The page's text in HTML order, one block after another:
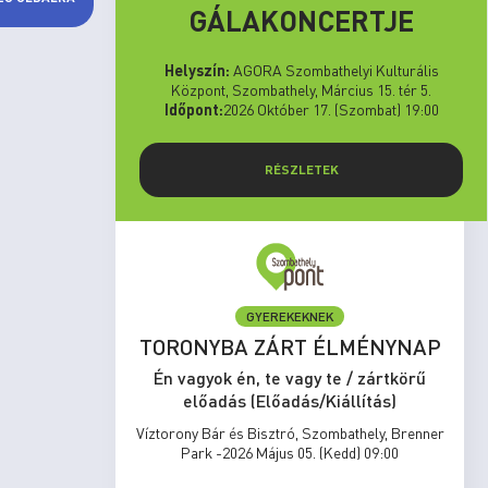
GÁLAKONCERTJE
Helyszín: AGORA Szombathelyi Kulturális
Központ, Szombathely, Március 15. tér 5.
Időpont:2026 Október 17. (Szombat) 19:00
RÉSZLETEK
GYEREKEKNEK
TORONYBA ZÁRT ÉLMÉNYNAP
Én vagyok én, te vagy te / zártkörű
előadás (Előadás/Kiállítás)
Víztorony Bár és Bisztró, Szombathely, Brenner
Park -2026 Május 05. (Kedd) 09:00